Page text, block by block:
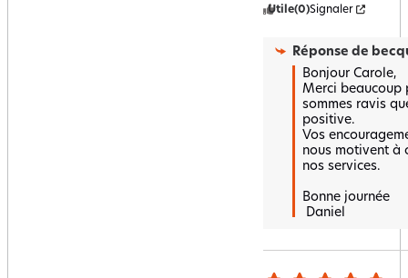
Utile(0)Signaler
Réponse de
Bonjour Carole,
Merci beaucoup
sommes ravis
positive.
Vos
nous motivent à
nos services.
Bonne journée
Daniel